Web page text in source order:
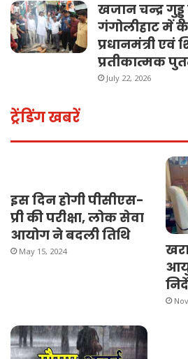
खजान चन्द्र
गंगोलीहाट में
प्रधानमंत्री एवं
प्रतीकात्मक
July 22, 2026
ट्रेंडिंग खबरें
इस दिन होगी पीसीएस-
प्री की परीक्षा, लोक सेवा
आयोग ने बदली तिथि
May 15, 2024